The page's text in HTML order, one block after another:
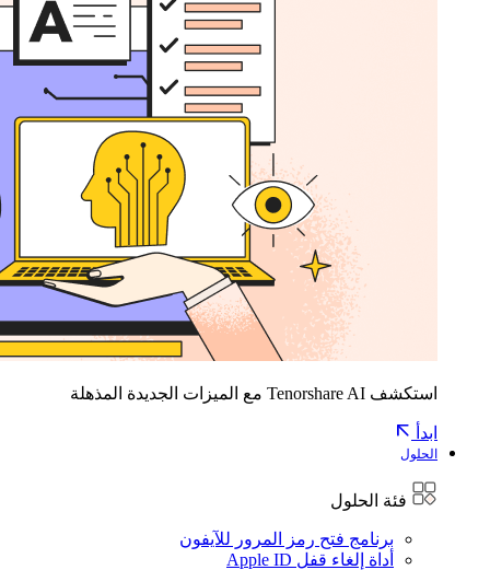
استكشف Tenorshare AI مع الميزات الجديدة المذهلة
ابدأ
الحلول
فئة الحلول
برنامج فتح رمز المرور للآيفون
أداة إلغاء قفل Apple ID